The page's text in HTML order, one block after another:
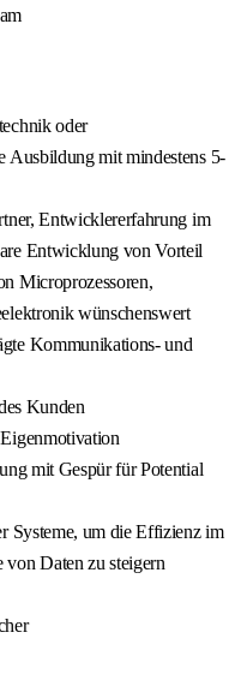
oder
Ausbildung mit mindestens 5-
Entwicklererfahrung im
Entwicklung von Vorteil
Microprozessoren,
wünschenswert
Kommunikations- und
Kunden
mit Gespür für Potential
Systeme, um die Effizienz im
Daten zu steigern